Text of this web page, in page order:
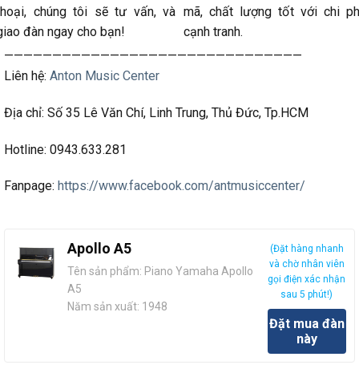
chúng tôi sẽ tư vấn, và
đàn ngay cho bạn!
mã, chất lượng tốt với chi
cạnh tranh.
———————————————————————————————
Liên hệ: Anton Music Center
Địa chỉ: Số 35 Lê Văn Chí, Linh Trung, Thủ Đức, Tp.HCM
Hotline: 0943.633.281
Fanpage: https://www.facebook.com/antmusiccenter/
Apollo A5
Tên sản phẩm: Piano Yamaha Apollo
A5
Năm sản xuất: 1948
(Đặt hàng nhanh
và chờ nhân viên
gọi điện xác nhận
sau 5 phút!)
Đặt mua đàn
này